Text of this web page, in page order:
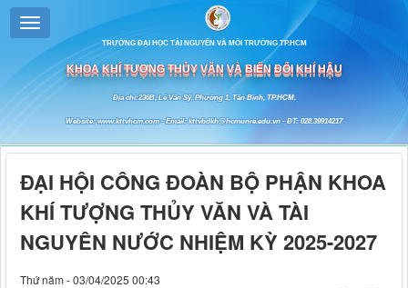
TRƯỜNG ĐẠI HỌC TÀI NGUYÊN VÀ MÔI TRƯỜNG TP.HCM
KHOA KHÍ TƯỢNG THỦY VĂN VÀ BIẾN ĐỔI KHÍ HẬU
Địa chỉ:236B, Lê Văn Sỹ, Phường 1, Tân Bình, TP.HCM.
Website: www.kttvhcm.com - Email: kttvbdkh@hcmunre.edu.vn - ĐT: 028.39914217
ĐẠI HỘI CÔNG ĐOÀN BỘ PHẬN KHOA
KHÍ TƯỢNG THỦY VĂN VÀ TÀI
NGUYÊN NƯỚC NHIỆM KỲ 2025-2027
Thứ năm - 03/04/2025 00:43